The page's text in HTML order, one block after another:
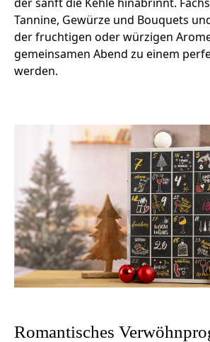
Tannine, Gewürze und Bouquets
der fruchtigen oder würzigen
gemeinsamen Abend zu einem
werden.
Romantisches